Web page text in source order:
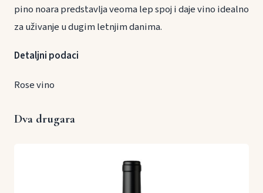
pino noara predstavlja veoma lep spoj i daje vino idealno
za uživanje u dugim letnjim danima.
Detaljni podaci
Rose vino
Dva drugara